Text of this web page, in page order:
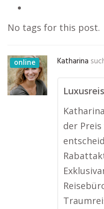
No tags for this post.
online Katharina
der